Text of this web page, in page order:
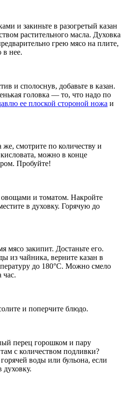
и закиньте в разогретый казан
растительного масла. Духовка
грею мясо на плите,
нее.
и сполоснув, добавьте в казан.
головка — то, что надо по
ее плоской стороной ножа и
смотрите по количеству и
кисловата, можно в конце
Пробуйте!
и томатом. Накройте
в духовку. Горячую до
мясо закипит. Достаньте его.
из чайника, верните казан в
до 180°C. Можно смело
час.
и поперчите блюдо.
перец горошком и пару
с количеством подливки?
воды или бульона, если
духовку.